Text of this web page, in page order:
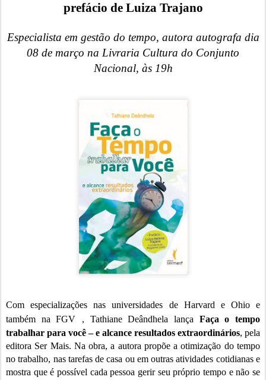
prefácio de Luiza Trajano
Especialista em gestão do tempo, autora autografa dia
08 de março na Livraria Cultura do Conjunto
Nacional, às 19h
Com especializações nas universidades de Harvard e Ohio e
também na FGV
, Tathiane Deândhela lança Faça o tempo
trabalhar para você – e alcance resultados extraordinários, pela
editora Ser Mais. Na obra, a autora propõe a otimização do tempo
no trabalho, nas tarefas de casa ou em outras atividades cotidianas e
mostra que é possível cada pessoa gerir seu próprio tempo e não se